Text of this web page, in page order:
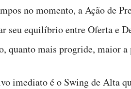
no momento, a Ação de
seu equilíbrio entre Oferta e
quanto mais progride, maior
imediato é o Swing de Alta